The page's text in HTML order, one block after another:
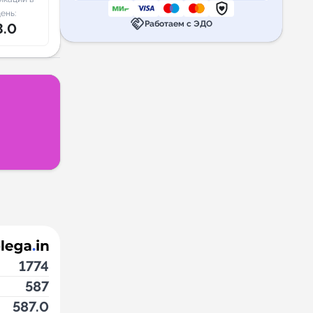
1774
587
587.0
handshakeРаботаем с ЭДО